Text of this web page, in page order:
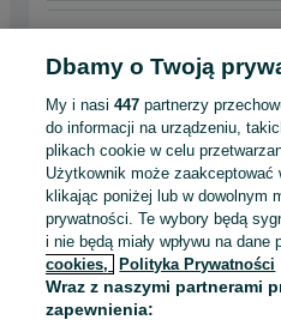
Spawacz/
Produkcja,
Syzan Contract
Łódź , Polesie
Pełny etat
Umowa o pracę
Odpowiednie doświadczenie
Dyspozycyjność: Praca
Miejsce pracy: W siedzibie firmy
Dbamy o Twoją
My i nasi447 partnerzy
do informacji na urządzeniu,
plikach cookie w celu
Użytkownik może zaakceptować
klikając poniżej lub w dowolnym
prywatności. Te wybory będą
i nie będą miały wpływu na dane
cookies,
Polityka Prywatności
Wraz z naszymi partnerami
zapewnienia: